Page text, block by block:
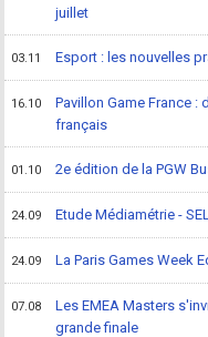
juillet
03.11 Esport : les nouvelles
16.10
Pavillon Game France :
français
01.10 2e édition de la PGW
24.09 Etude Médiamétrie -
24.09 La Paris Games Week
07.08
Les EMEA Masters
grande finale